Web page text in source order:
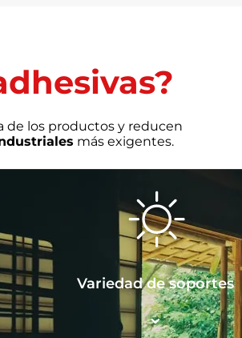
de los productos y reducen
más exigentes.
Variedad de soportes
⌄